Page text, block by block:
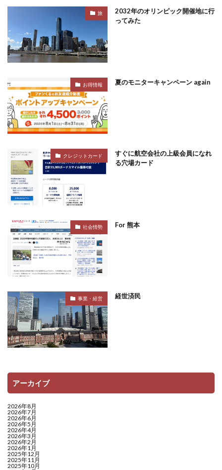
旅
2032年のオリンピック開催地に行
ってみた
お得情報 夏のモニターキャンペーン again
クレジットカード
すぐに航空会社の上級会員になれ
る穴場カード
社会情勢 For 熊本
事業・経営 経世済民
アーカイブ
2026年8月
2026年7月
2026年6月
2026年5月
2026年4月
2026年3月
2026年2月
2026年1月
2025年12月
2025年11月
2025年10月